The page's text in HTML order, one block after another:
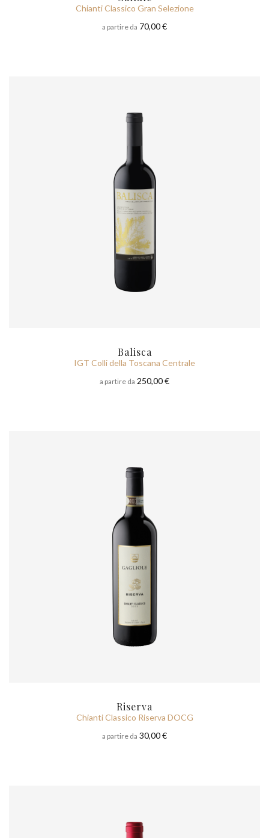
Chianti Classico Gran Selezione
a partire da 70,00 €
Balisca
IGT Colli della Toscana Centrale
a partire da 250,00 €
Riserva
Chianti Classico Riserva DOCG
a partire da 30,00 €